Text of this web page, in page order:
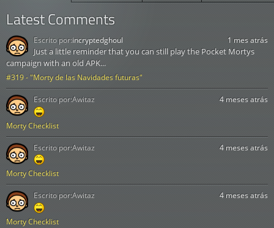
Latest Comments
#319 - "Morty de las Navidades futuras"
1 mes atrás
Just a little reminder that you can still play the Pocket Mortys
campaign with an old APK...
Escrito por:incryptedghoul
Morty Checklist
4 meses atrás
Escrito por:Awitaz
Morty Checklist
4 meses atrás
Escrito por:Awitaz
Morty Checklist
4 meses atrás
Escrito por:Awitaz